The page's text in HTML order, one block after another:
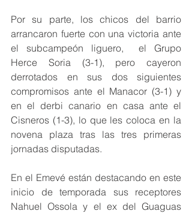
Por su parte, los chicos del barrio
arrancaron fuerte con una victoria ante
el subcampeón liguero,  el Grupo
Herce Soria (3-1), pero cayeron
derrotados en sus dos siguientes
compromisos ante el Manacor (3-1) y
en el derbi canario en casa ante el
Cisneros (1-3), lo que les coloca en la
novena plaza tras las tres primeras
jornadas disputadas.
En el Emevé están destacando en este
inicio de temporada sus receptores
Nahuel Ossola y el ex del Guaguas